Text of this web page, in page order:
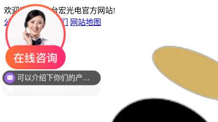
欢迎来到广东台宏光电官方网站!
公司介绍 联系我们 网站地图
你们是是需要贴片还是插件灯珠呢？